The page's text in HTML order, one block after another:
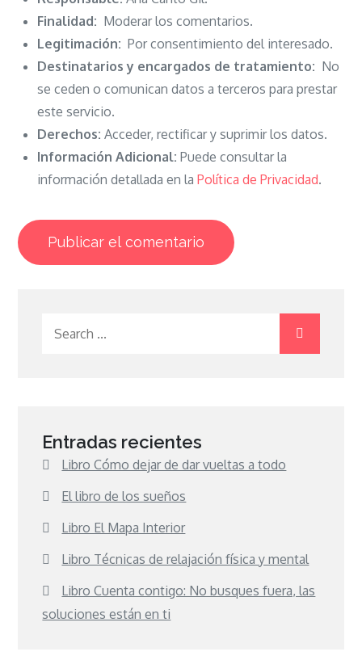
Finalidad: Moderar los comentarios.
Legitimación: Por consentimiento del interesado.
Destinatarios y encargados de tratamiento: No
se ceden o comunican datos a terceros para prestar
este servicio.
Derechos: Acceder, rectificar y suprimir los datos.
Información Adicional: Puede consultar la
información detallada en laPolítica de Privacidad.
Entradas recientes
Libro Cómo dejar de dar vueltas a todo
El libro de los sueños
Libro El Mapa Interior
Libro Técnicas de relajación física y mental
Libro Cuenta contigo: No busques fuera, las
soluciones están en ti